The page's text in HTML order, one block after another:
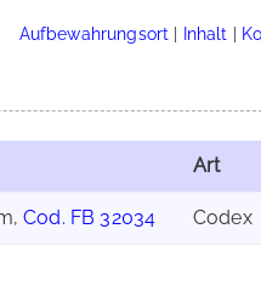
Aufbewahrungsort | Inhalt |
Art
Cod. FB 32034 Codex